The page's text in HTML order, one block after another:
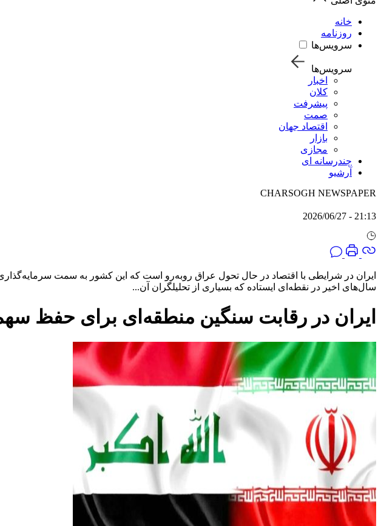
خانه
روزنامه
سرویس‌ها
سرویس‌ها
اخبار
کلان
پیشرفت
صمت
اقتصاد جهان
بازار
مجازی
چندرسانه ای
آرشیو
CHARSOGH NEWSPAPER
21:13 - 2026/06/27
ایران در شرایطی با اقتصاد در حال تحول عراق روبه‌رو است که این کشور به سمت
سال‌های اخیر در نقطه‌ای ایستاده که بسیاری از تحلیلگران آن...
ایران در رقابت سنگین منطقه‌ای برای حفظ